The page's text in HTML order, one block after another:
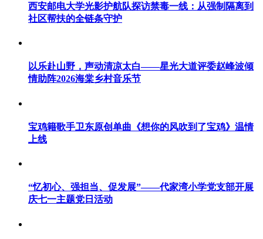
西安邮电大学光影护航队探访禁毒一线：从强制隔离到
社区帮扶的全链条守护
以乐赴山野，声动清凉太白——星光大道评委赵峰波倾
情助阵2026海棠乡村音乐节
宝鸡籍歌手卫东原创单曲《想你的风吹到了宝鸡》温情
上线
“忆初心、强担当、促发展”——代家湾小学党支部开展
庆七一主题党日活动